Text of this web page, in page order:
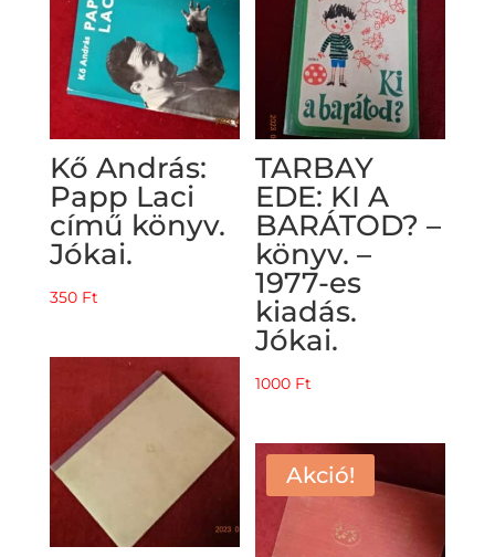
Kő András:
Papp Laci
című könyv.
Jókai.
350 Ft
TARBAY
EDE: KI A
BARÁTOD? –
könyv. –
1977-es
kiadás.
Jókai.
1000 Ft
Akció!